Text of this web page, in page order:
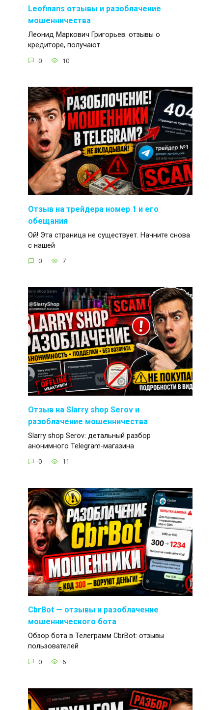
Leofinans отзывы и разоблачение
мошенничества
Леонид Маркович Григорьев: отзывы о
кредиторе, получают
0 10
Отзыв на трейдера номер 1 и его
обещания
Ой! Эта страница не существует. Начните снова
с нашей
0 7
Отзыв на Slarry shop Serov и
разоблачение мошенничества
Slarry shop Serov: детальный разбор
анонимного Telegram-магазина
0 11
CbrBot — отзывы и разоблачение
мошеннического бота
Обзор бота в Телеграмм CbrBot: отзывы
пользователей
0 6